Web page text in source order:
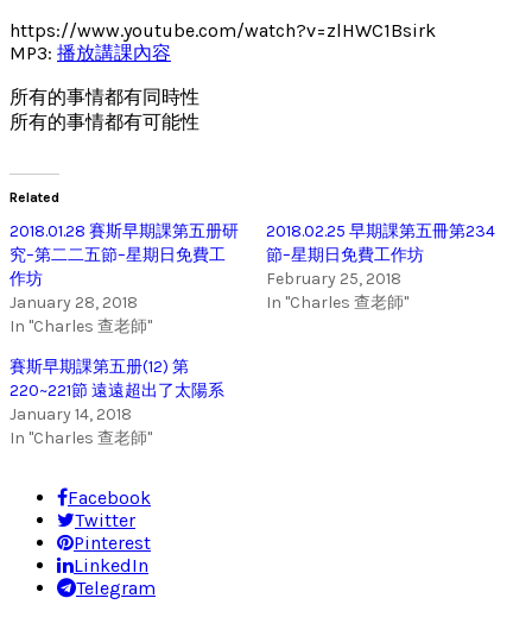
https://www.youtube.com/watch?v=zlHWC1Bsirk
MP3: 播放講課內容
所有的事情都有同時性
所有的事情都有可能性
Related
2018.01.28 賽斯早期課第五册研
究–第二二五節–星期日免費工
作坊
January 28, 2018
In "Charles 查老師"
2018.02.25 早期課第五冊第234
節–星期日免費工作坊
February 25, 2018
In "Charles 查老師"
賽斯早期課第五册(12) 第
220~221節 遠遠超出了太陽系
January 14, 2018
In "Charles 查老師"
Facebook
Twitter
Pinterest
LinkedIn
Telegram